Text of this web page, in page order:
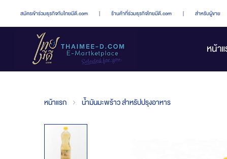
สมัครเข้าร่วมธุรกิจกับไทยมีดี.com | ร้านค้าที่ร่วมธุรกิจไทยมีดี.com | สำหรับผู้ขาย
หน้า
หน้าแรก น้ำมันมะพร้าว สำหรัปปรุงอาหาร
Skip